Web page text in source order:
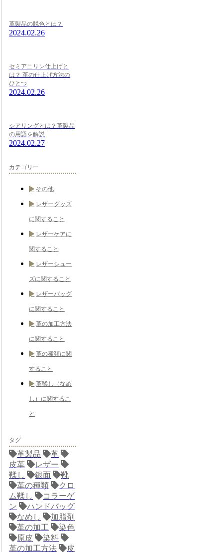
革製品の脱色とは？
2024.02.26
セミアニリン仕上げと
は？ 革の仕上げ方法の
ひとつ
2024.02.26
シアリングとは？革製品
の用語を解説
2024.02.27
カテゴリー
その他
レザーグッズ
に関すること
レザーケアに
関すること
レザーシュー
ズに関すること
レザーバッグ
に関すること
革の加工方法
に関すること
革の種類に関
すること
革鞣し（なめ
し）に関するこ
と
タグ
革製品
革
皮革
レザー
鞣し
銀面
靴
革の種類
クロ
ム鞣し
コラーゲ
ン
ハンドバッグ
なめし
加脂剤
革の加工
染色
原皮
染料
革の加工方法
皮